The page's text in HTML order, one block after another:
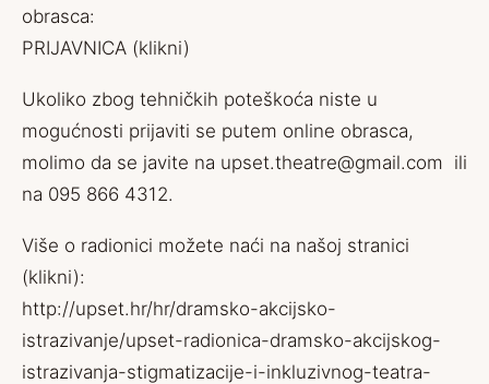
obrasca:
PRIJAVNICA (klikni)
Ukoliko zbog tehničkih poteškoća niste u
mogućnosti prijaviti se putem online obrasca,
molimo da se javite na upset.theatre@gmail.com ili
na 095 866 4312.
Više o radionici možete naći na našoj stranici
(klikni):
http://upset.hr/hr/dramsko-akcijsko-
istrazivanje/upset-radionica-dramsko-akcijskog-
istrazivanja-stigmatizacije-i-inkluzivnog-teatra-